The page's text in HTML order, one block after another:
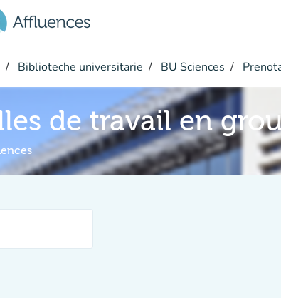
Biblioteche universitarie BU Sciences
de travail en